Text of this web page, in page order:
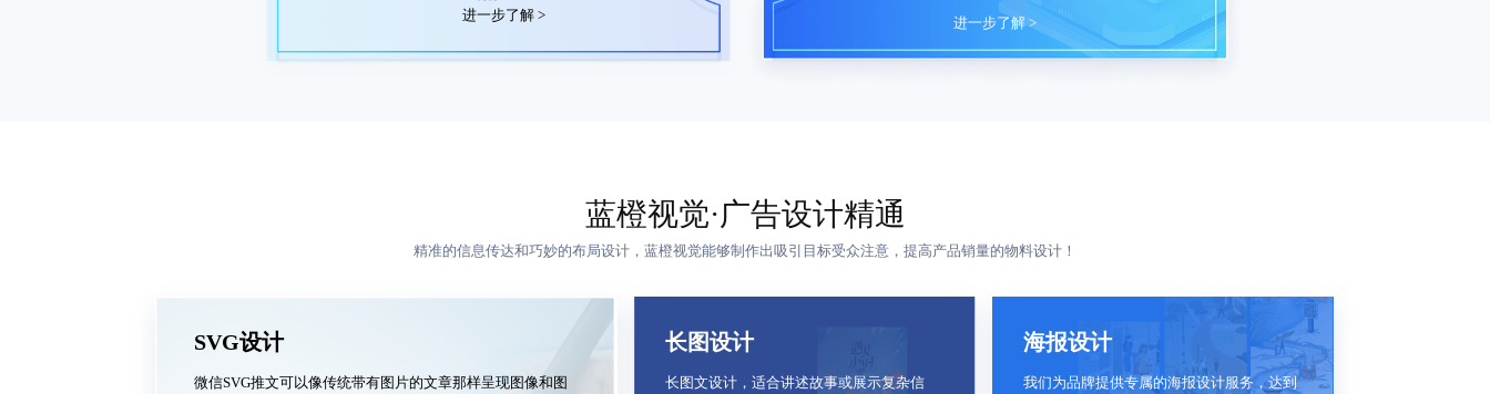
进一步了解 >
进一步了解 >
蓝橙视觉·广告设计精通
精准的信息传达和巧妙的布局设计，蓝橙视觉能够制作出吸引目标受众注意，提高产品销量的物料设计！
SVG设计
微信SVG推文可以像传统带有图片的文章那样呈现图像和图
长图设计
长图文设计，适合讲述故事或展示复杂信
海报设计
我们为品牌提供专属的海报设计服务，达到